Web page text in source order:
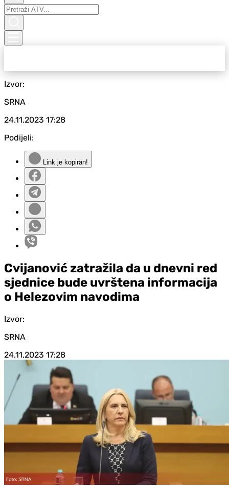
Izvor:
SRNA
24.11.2023 17:28
Podijeli:
Link je kopiran!
Cvijanović zatražila da u dnevni red
sjednice bude uvrštena informacija
o Helezovim navodima
Izvor:
SRNA
24.11.2023 17:28